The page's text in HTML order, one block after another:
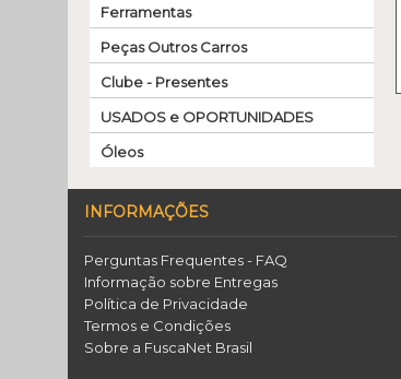
Ferramentas
Peças Outros Carros
Clube - Presentes
USADOS e OPORTUNIDADES
Óleos
INFORMAÇÕES
Perguntas Frequentes - FAQ
Informação sobre Entregas
Política de Privacidade
Termos e Condições
Sobre a FuscaNet Brasil